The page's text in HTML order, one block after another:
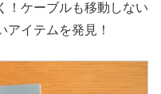
！ケーブルも移動しない
イテムを発見！